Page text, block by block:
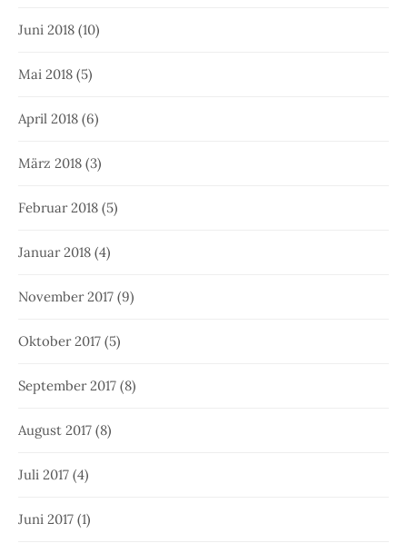
Juni 2018 (10)
Mai 2018 (5)
April 2018 (6)
März 2018 (3)
Februar 2018 (5)
Januar 2018 (4)
November 2017 (9)
Oktober 2017 (5)
September 2017 (8)
August 2017 (8)
Juli 2017 (4)
Juni 2017 (1)